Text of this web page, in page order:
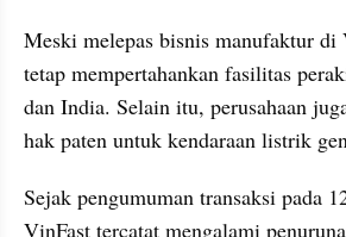
Meski melepas bisnis manufaktur
tetap mempertahankan fasilitas
dan India. Selain itu, perusahaan
hak paten untuk kendaraan listrik
Sejak pengumuman transaksi pada
VinFast tercatat mengalami